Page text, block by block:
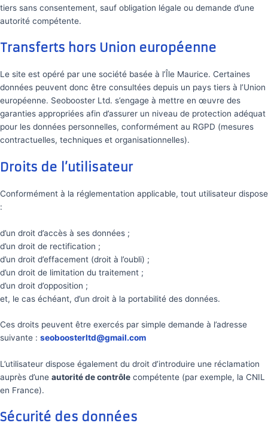
tiers sans consentement, sauf obligation légale ou demande d’une
autorité compétente.
Transferts hors Union européenne
Le site est opéré par une société basée à l’Île Maurice. Certaines
données peuvent donc être consultées depuis un pays tiers à l’Union
européenne. Seobooster Ltd. s’engage à mettre en œuvre des
garanties appropriées afin d’assurer un niveau de protection adéquat
pour les données personnelles, conformément au RGPD (mesures
contractuelles, techniques et organisationnelles).
Droits de l’utilisateur
Conformément à la réglementation applicable, tout utilisateur dispose
:
d’un droit d’accès à ses données ;
d’un droit de rectification ;
d’un droit d’effacement (droit à l’oubli) ;
d’un droit de limitation du traitement ;
d’un droit d’opposition ;
et, le cas échéant, d’un droit à la portabilité des données.
Ces droits peuvent être exercés par simple demande à l’adresse
suivante : seoboosterltd@gmail.com
L’utilisateur dispose également du droit d’introduire une réclamation
auprès d’une autorité de contrôle compétente (par exemple, la CNIL
en France).
Sécurité des données